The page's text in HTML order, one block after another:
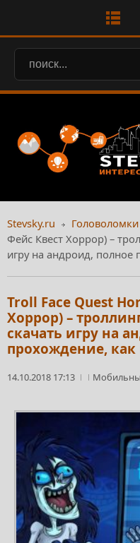
Stevsky.ru Головоломки
Фейс Квест Хоррор) –
игру на андроид, полное
Troll Face Quest
Хоррор) –
скачать игру на
прохождение,
14.10.2018 17:13